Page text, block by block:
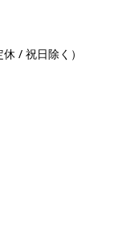
/ 祝日除く）